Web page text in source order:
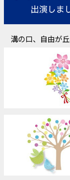
溝の口、自由が